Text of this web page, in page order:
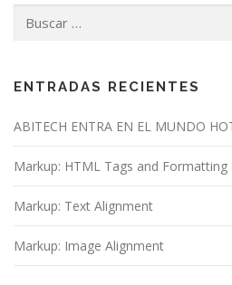
ENTRADAS RECIENTES
ABITECH ENTRA EN EL MUNDO
Markup: HTML Tags and Formatting
Markup: Text Alignment
Markup: Image Alignment